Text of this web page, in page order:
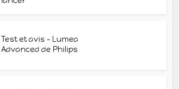
Test et avis – Lumea
Advanced de Philips